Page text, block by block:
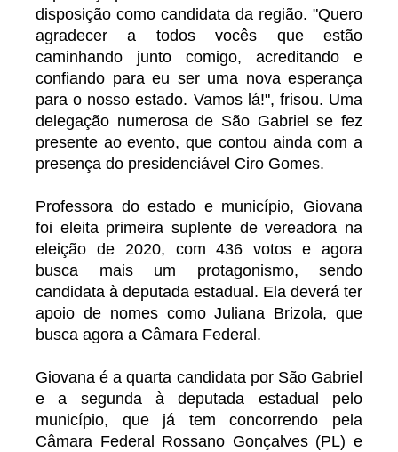
disposição como candidata da região. "Quero
agradecer a todos vocês que estão
caminhando junto comigo, acreditando e
confiando para eu ser uma nova esperança
para o nosso estado. Vamos lá!", frisou. Uma
delegação numerosa de São Gabriel se fez
presente ao evento, que contou ainda com a
presença do presidenciável Ciro Gomes.
Professora do estado e município, Giovana
foi eleita primeira suplente de vereadora na
eleição de 2020, com 436 votos e agora
busca mais um protagonismo, sendo
candidata à deputada estadual. Ela deverá ter
apoio de nomes como Juliana Brizola, que
busca agora a Câmara Federal.
Giovana é a quarta candidata por São Gabriel
e a segunda à deputada estadual pelo
município, que já tem concorrendo pela
Câmara Federal Rossano Gonçalves (PL) e